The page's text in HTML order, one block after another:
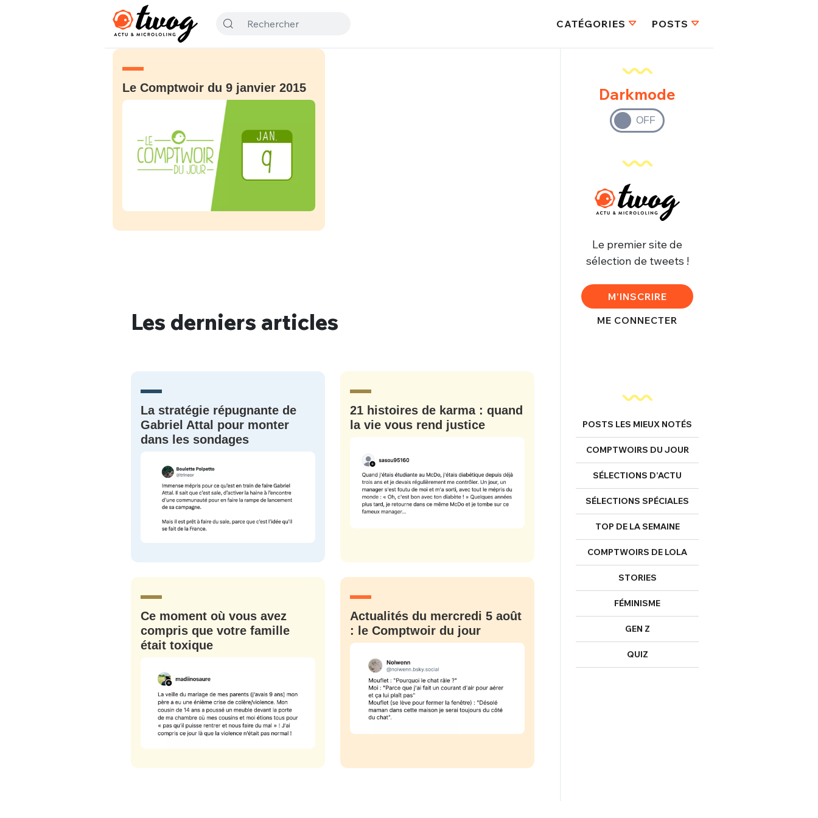
CATÉGORIES POSTS
Le Comptwoir du 9 janvier 2015
Les derniers articles
La stratégie répugnante de
Gabriel Attal pour monter
dans les sondages
21 histoires de karma : quand
la vie vous rend justice
Ce moment où vous avez
compris que votre famille
était toxique
Actualités du mercredi 5 août
: le Comptwoir du jour
Darkmode
Le premier site de
sélection de tweets !
M'INSCRIRE
ME CONNECTER
POSTS LES MIEUX NOTÉS
COMPTWOIRS DU JOUR
SÉLECTIONS D’ACTU
SÉLECTIONS SPÉCIALES
TOP DE LA SEMAINE
COMPTWOIRS DE LOLA
STORIES
FÉMINISME
GEN Z
QUIZ
PSEUDO*
PASSWORD
PSEUDO
CONNEXION
VOTRE PARTICIPATION
Que souhaitez-vous proposer ?
Quelques
tweets
Ma propre
sélection
ME CONNECTER
Un Thread